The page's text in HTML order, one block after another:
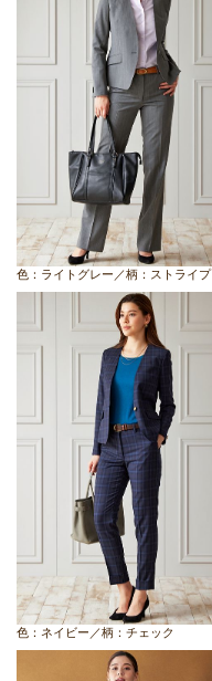
色：ライトグレー／柄：ストライプ
色：ネイビー／柄：チェック